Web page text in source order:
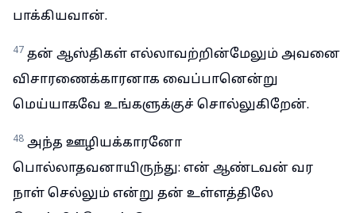
பாக்கியவான்.
47 தன் ஆஸ்திகள் எல்லாவற்றின்மேலும் அவனை
விசாரணைக்காரனாக வைப்பானென்று
மெய்யாகவே உங்களுக்குச் சொல்லுகிறேன்.
48 அந்த ஊழியக்காரனோ
பொல்லாதவனாயிருந்து: என் ஆண்டவன் வர
நாள் செல்லும் என்று தன் உள்ளத்திலே